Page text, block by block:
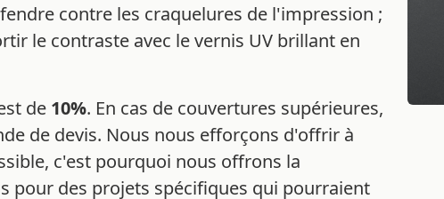
contre les craquelures de l'impression ;
le contraste avec le vernis UV brillant en
de 10%. En cas de couvertures supérieures,
de devis. Nous nous efforçons d'offrir à
c'est pourquoi nous offrons la
pour des projets spécifiques qui pourraient